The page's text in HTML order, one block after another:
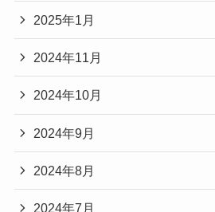
2025年1月
2024年11月
2024年10月
2024年9月
2024年8月
2024年7月